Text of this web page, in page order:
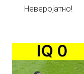
Неверојатно!